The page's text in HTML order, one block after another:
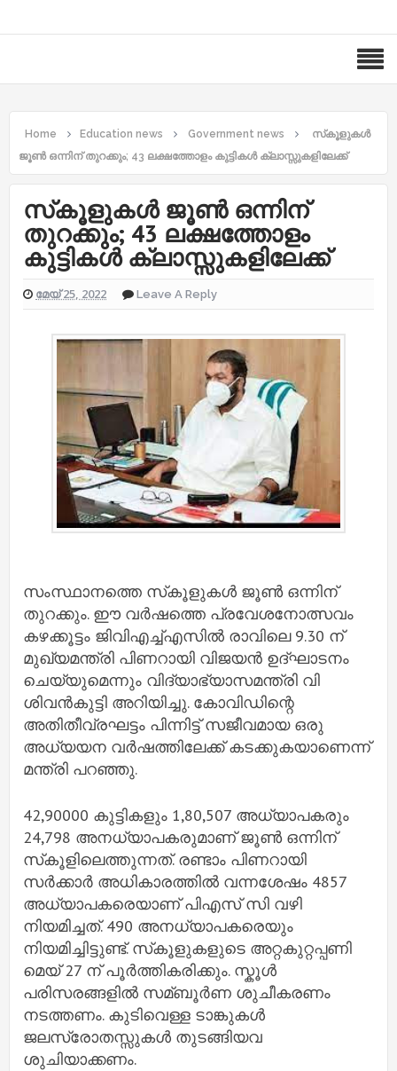
Home Education news Government news
സ്‌കൂളുകള്‍
ജൂണ്‍ ഒന്നിന് തുറക്കും; 43 ലക്ഷത്തോളം കുട്ടികള്‍ ക്ലാസ്സുകളിലേക്ക്
സ്‌കൂളുകള്‍ ജൂണ്‍ ഒന്നിന്
തുറക്കും; 43 ലക്ഷത്തോളം
കുട്ടികള്‍ ക്ലാസ്സുകളിലേക്ക്
മേയ് 25, 2022 Leave A Reply
സംസ്ഥാനത്തെ സ്‌കൂളുകള്‍ ജൂണ്‍ ഒന്നിന്
തുറക്കും. ഈ വര്‍ഷത്തെ പ്രവേശനോത്സവം
കഴക്കൂട്ടം ജിവിഎച്ച്‌എസില്‍ രാവിലെ 9.30 ന്
മുഖ്യമന്ത്രി പിണറായി വിജയന്‍ ഉദ്ഘാടനം
ചെയ്യുമെന്നും വിദ്യാഭ്യാസമന്ത്രി വി
ശിവന്‍കുട്ടി അറിയിച്ചു. കോവിഡിന്റെ
അതിതീവ്രഘട്ടം പിന്നിട്ട് സജീവമായ ഒരു
അധ്യയന വര്‍ഷത്തിലേക്ക് കടക്കുകയാണെന്ന്
മന്ത്രി പറഞ്ഞു.
42,90000 കുട്ടികളും 1,80,507 അധ്യാപകരും
24,798 അനധ്യാപകരുമാണ് ജൂണ്‍ ഒന്നിന്
സ്‌കൂളിലെത്തുന്നത്. രണ്ടാം പിണറായി
സര്‍ക്കാര്‍ അധികാരത്തില്‍ വന്നശേഷം 4857
അധ്യാപകരെയാണ് പിഎസ് സി വഴി
നിയമിച്ചത്. 490 അനധ്യാപകരെയും
നിയമിച്ചിട്ടുണ്ട്. സ്‌കൂളുകളുടെ അറ്റകുറ്റപ്പണി
മെയ് 27 ന് പൂര്‍ത്തികരിക്കും. സ്കൂള്‍
പരിസരങ്ങളില്‍ സമ്ബൂര്‍ണ ശുചീകരണം
നടത്തണം. കുടിവെള്ള ടാങ്കുകള്‍
ജലസ്രോതസ്സുകള്‍ തുടങ്ങിയവ
ശുചിയാക്കണം.